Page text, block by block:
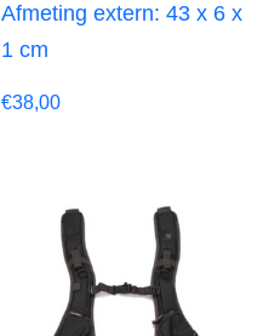
Afmeting extern: 43 x 6 x
1 cm
€38,00